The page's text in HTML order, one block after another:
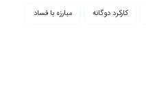
کارکرد دوگانه مبارزه با فساد